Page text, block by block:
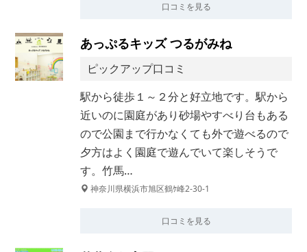
口コミを見る
あっぷるキッズ つるがみね
ピックアップ口コミ
駅から徒歩１～２分と好立地です。駅から
近いのに園庭があり砂場やすべり台もある
ので公園まで行かなくても外で遊べるので
夕方はよく園庭で遊んでいて楽しそうで
す。竹馬…
神奈川県横浜市旭区鶴ｹ峰2-30-1
口コミを見る